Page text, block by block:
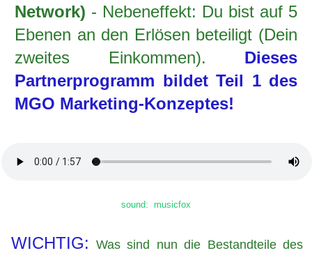
Network) - Nebeneffekt: Du bist auf 5
Ebenen an den Erlösen beteiligt (Dein
zweites Einkommen). Dieses
Partnerprogramm bildet Teil 1 des
MGO Marketing-Konzeptes!
sound: musicfox
WICHTIG: Was sind nun die Bestandteile des